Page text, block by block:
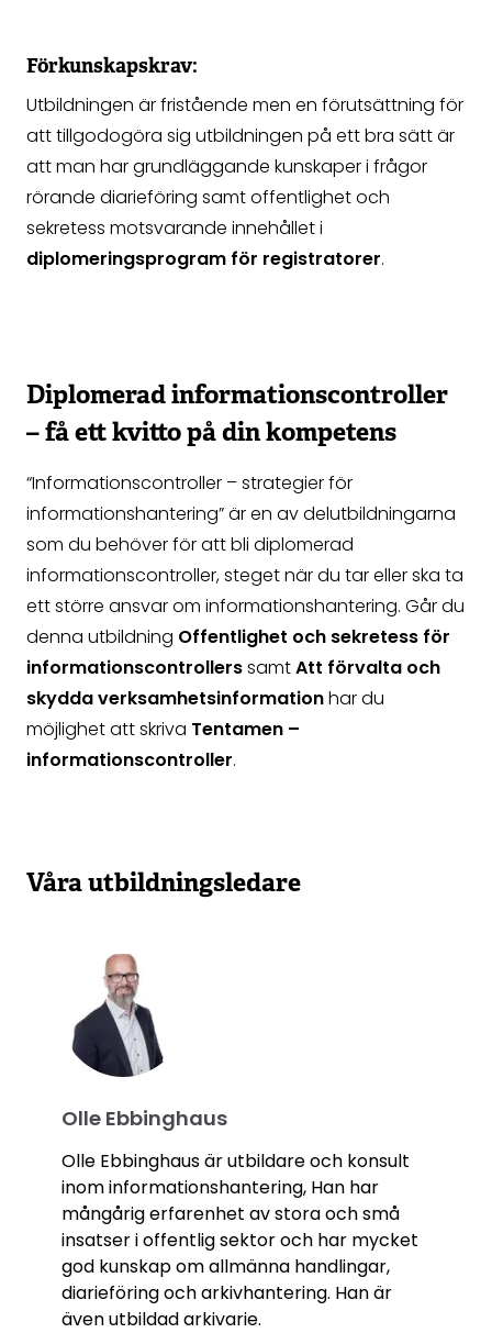
Förkunskapskrav:
Utbildningen är fristående men en förutsättning för
att tillgodogöra sig utbildningen på ett bra sätt är
att man har grundläggande kunskaper i frågor
rörande diarieföring samt offentlighet och
sekretess motsvarande innehållet i
diplomeringsprogram för registratorer.
Diplomerad informationscontroller
– få ett kvitto på din kompetens
“Informationscontroller – strategier för
informationshantering” är en av delutbildningarna
som du behöver för att bli diplomerad
informationscontroller, steget när du tar eller ska ta
ett större ansvar om informationshantering. Går du
denna utbildning Offentlighet och sekretess för
informationscontrollerssamtAtt förvalta och
skydda verksamhetsinformationhar du
möjlighet att skriva Tentamen –
informationscontroller.
Våra utbildningsledare
Olle Ebbinghaus
Olle Ebbinghaus är utbildare och konsult
inom informationshantering, Han har
mångårig erfarenhet av stora och små
insatser i offentlig sektor och har mycket
god kunskap om allmänna handlingar,
diarieföring och arkivhantering. Han är
även utbildad arkivarie.